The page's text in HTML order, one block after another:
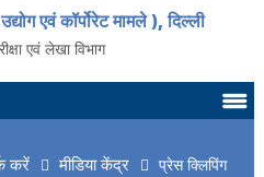
एवं कॉर्पोरेट मामले ), दिल्ली
एवं लेखा विभाग
करें मीडिया केंद्र प्रेस क्लिपिंग